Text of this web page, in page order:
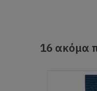
16 ακόμα